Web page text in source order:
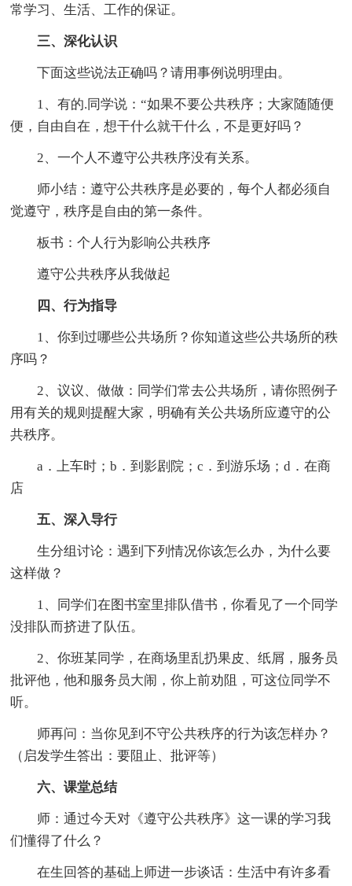
常学习、生活、工作的保证。
三、深化认识
下面这些说法正确吗？请用事例说明理由。
1、有的.同学说：“如果不要公共秩序；大家随随便
便，自由自在，想干什么就干什么，不是更好吗？
2、一个人不遵守公共秩序没有关系。
师小结：遵守公共秩序是必要的，每个人都必须自
觉遵守，秩序是自由的第一条件。
板书：个人行为影响公共秩序
遵守公共秩序从我做起
四、行为指导
1、你到过哪些公共场所？你知道这些公共场所的秩
序吗？
2、议议、做做：同学们常去公共场所，请你照例子
用有关的规则提醒大家，明确有关公共场所应遵守的公
共秩序。
a．上车时；b．到影剧院；c．到游乐场；d．在商
店
五、深入导行
生分组讨论：遇到下列情况你该怎么办，为什么要
这样做？
1、同学们在图书室里排队借书，你看见了一个同学
没排队而挤进了队伍。
2、你班某同学，在商场里乱扔果皮、纸屑，服务员
批评他，他和服务员大闹，你上前劝阻，可这位同学不
听。
师再问：当你见到不守公共秩序的行为该怎样办？
（启发学生答出：要阻止、批评等）
六、课堂总结
师：通过今天对《遵守公共秩序》这一课的学习我
们懂得了什么？
在生回答的基础上师进一步谈话：生活中有许多看